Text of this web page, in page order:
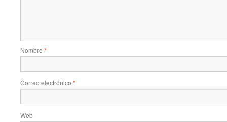
Nombre *
Correo electrónico *
Web